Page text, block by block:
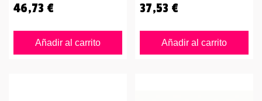
46,73 €
Añadir al carrito
37,53 €
Añadir al carrito